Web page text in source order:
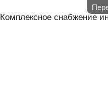
Комплексное снабжение